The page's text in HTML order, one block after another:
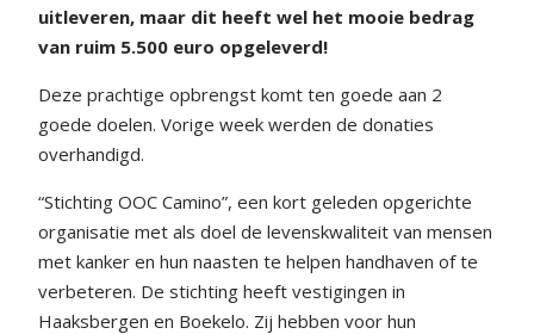
uitleveren, maar dit heeft wel het mooie bedrag
van ruim 5.500 euro opgeleverd!
Deze prachtige opbrengst komt ten goede aan 2
goede doelen. Vorige week werden de donaties
overhandigd.
“Stichting OOC Camino”, een kort geleden opgerichte
organisatie met als doel de levenskwaliteit van mensen
met kanker en hun naasten te helpen handhaven of te
verbeteren. De stichting heeft vestigingen in
Haaksbergen en Boekelo. Zij hebben voor hun